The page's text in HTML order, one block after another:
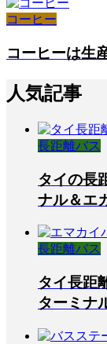
コーヒー
コーヒーは生
人気記事
長距離バス
タイの長
ナル＆エ
長距離バス
タイ長距
ターミナ